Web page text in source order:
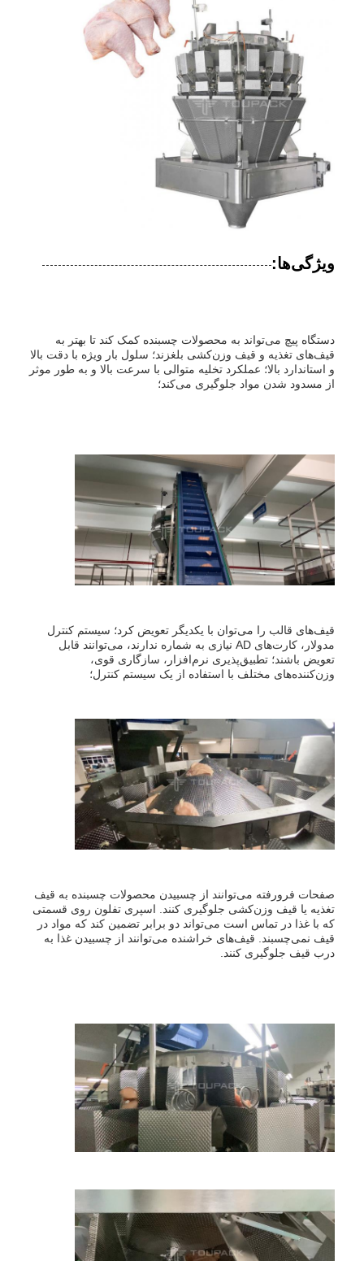
ویژگی‌ها:
دستگاه پیچ می‌تواند به محصولات چسبنده کمک کند تا بهتر به
قیف‌های تغذیه و قیف وزن‌کشی بلغزند؛ سلول بار ویژه با دقت بالا
و استاندارد بالا؛ عملکرد تخلیه متوالی با سرعت بالا و به طور موثر
از مسدود شدن مواد جلوگیری می‌کند؛
قیف‌های قالب را می‌توان با یکدیگر تعویض کرد؛ سیستم کنترل
مدولار، کارت‌های AD نیازی به شماره ندارند، می‌توانند قابل
تعویض باشند؛ تطبیق‌پذیری نرم‌افزار، سازگاری قوی،
وزن‌کننده‌های مختلف با استفاده از یک سیستم کنترل؛
صفحات فرورفته می‌توانند از چسبیدن محصولات چسبنده به قیف
تغذیه یا قیف وزن‌کشی جلوگیری کنند. اسپری تفلون روی قسمتی
که با غذا در تماس است می‌تواند دو برابر تضمین کند که مواد در
قیف نمی‌چسبند. قیف‌های خراشنده می‌توانند از چسبیدن غذا به
درب قیف جلوگیری کنند.